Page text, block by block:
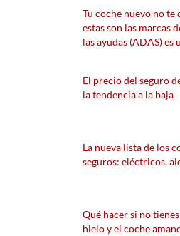
Tu coche nuevo no te
estas son las marcas
las ayudas (ADAS) es
El precio del seguro
la tendencia a la baja
La nueva lista de los
seguros: eléctricos,
Qué hacer si no
hielo y el coche